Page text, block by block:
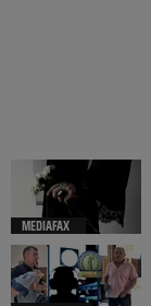
MEDIAFAX